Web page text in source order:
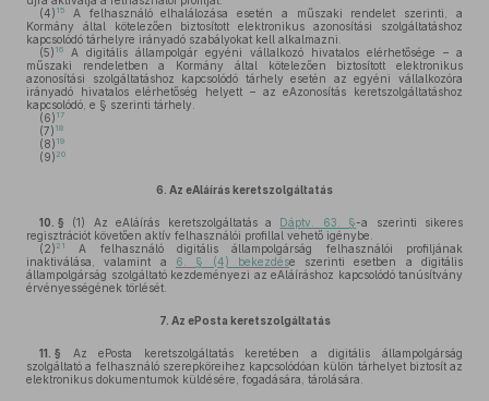
(4) 15
A felhasználó elhalálozása esetén a műszaki rendelet szerinti, a
Kormány által kötelezően biztosított elektronikus azonosítási szolgáltatáshoz
kapcsolódó tárhelyre irányadó szabályokat kell alkalmazni.
(5) 16
A digitális állampolgár egyéni vállalkozó hivatalos elérhetősége – a
műszaki rendeletben a Kormány által kötelezően biztosított elektronikus
azonosítási szolgáltatáshoz kapcsolódó tárhely esetén az egyéni vállalkozóra
irányadó hivatalos elérhetőség helyett – az eAzonosítás keretszolgáltatáshoz
kapcsolódó, e § szerinti tárhely.
(6) 17
(7) 18
(8) 19
(9) 20
6. Az eAláírás keretszolgáltatás
10. § (1) Az eAláírás keretszolgáltatás a Dáptv. 63. §-a szerinti sikeres
regisztrációt követően aktív felhasználói profillal vehető igénybe.
(2) 21
A felhasználó digitális állampolgárság felhasználói profiljának
inaktiválása, valamint a 6. § (4) bekezdése szerinti esetben a digitális
állampolgárság szolgáltató kezdeményezi az eAláíráshoz kapcsolódó tanúsítvány
érvényességének törlését.
7. Az ePosta keretszolgáltatás
11. § Az ePosta keretszolgáltatás keretében a digitális állampolgárság
szolgáltató a felhasználó szerepköreihez kapcsolódóan külön tárhelyet biztosít az
elektronikus dokumentumok küldésére, fogadására, tárolására.